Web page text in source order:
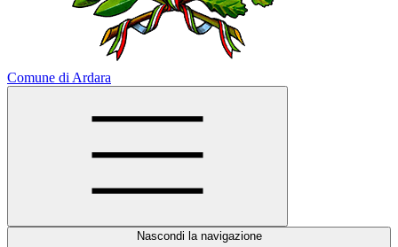
Comune di Ardara
Nascondi la navigazione